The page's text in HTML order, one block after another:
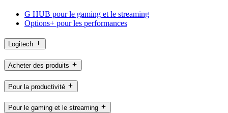
G HUB pour le gaming et le streaming
Options+ pour les performances
Logitech
Acheter des produits
Pour la productivité
Pour le gaming et le streaming